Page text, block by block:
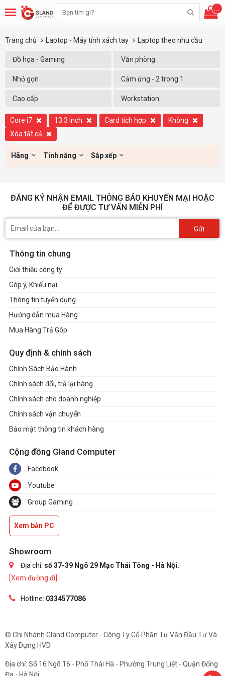
...
Trang chủ Laptop - Máy tính xách tay Laptop theo nhu cầu
Đồ họa - Gaming Văn phòng
Nhỏ gọn Cảm ứng - 2 trong 1
Cao cấp Workstation
Core i7 13.3 inch Card tích hợp
Không
Xóa tất cả
Hãng Tính năng Sắp xếp
ĐĂNG KÝ NHẬN EMAIL THÔNG BÁO KHUYẾN MẠI HOẶC
ĐỂ ĐƯỢC TƯ VẤN MIỄN PHÍ
Gửi
Thông tin chung
Giới thiệu công ty
Góp ý, Khiếu nại
Thông tin tuyển dụng
Hướng dẫn mua Hàng
Mua Hàng Trả Góp
Quy định & chính sách
Chính Sách Bảo Hành
Chính sách đổi, trả lại hàng
Chính sách cho doanh nghiệp
Chính sách vận chuyển
Bảo mật thông tin khách hàng
Cộng đồng Gland Computer
Facebook
Youtube
Group Gaming
Xem bản PC
Showroom
Địa chỉ: số 37-39 Ngõ 29 Mạc Thái Tông - Hà Nội.
[Xem đường đi]
Hotline: 0334577086
© Chi Nhánh Gland Computer - Công Ty Cổ Phần Tư Vấn Đầu Tư Và
Xây Dựng HVD
Địa chỉ: Số 16 Ngõ 16 - Phố Thái Hà - Phường Trung Liệt - Quận Đống